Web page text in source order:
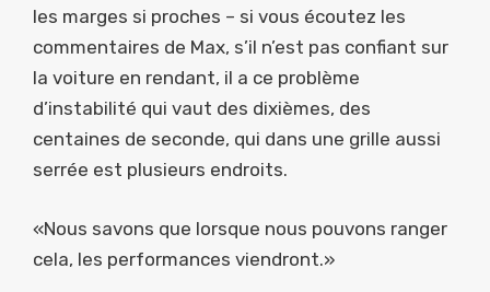
les marges si proches – si vous écoutez les
commentaires de Max, s’il n’est pas confiant sur
la voiture en rendant, il a ce problème
d’instabilité qui vaut des dixièmes, des
centaines de seconde, qui dans une grille aussi
serrée est plusieurs endroits.
«Nous savons que lorsque nous pouvons ranger
cela, les performances viendront.»